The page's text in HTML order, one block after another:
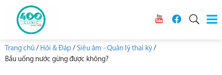
Trang chủ / Hỏi & Đáp / Siêu âm - Quản lý thai kỳ /
Bầu uống nước gừng được không?